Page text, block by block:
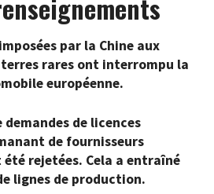
par la Chine aux
rares ont interrompu la
européenne.
demandes de licences
de fournisseurs
rejetées. Cela a entraîné
lignes de production.